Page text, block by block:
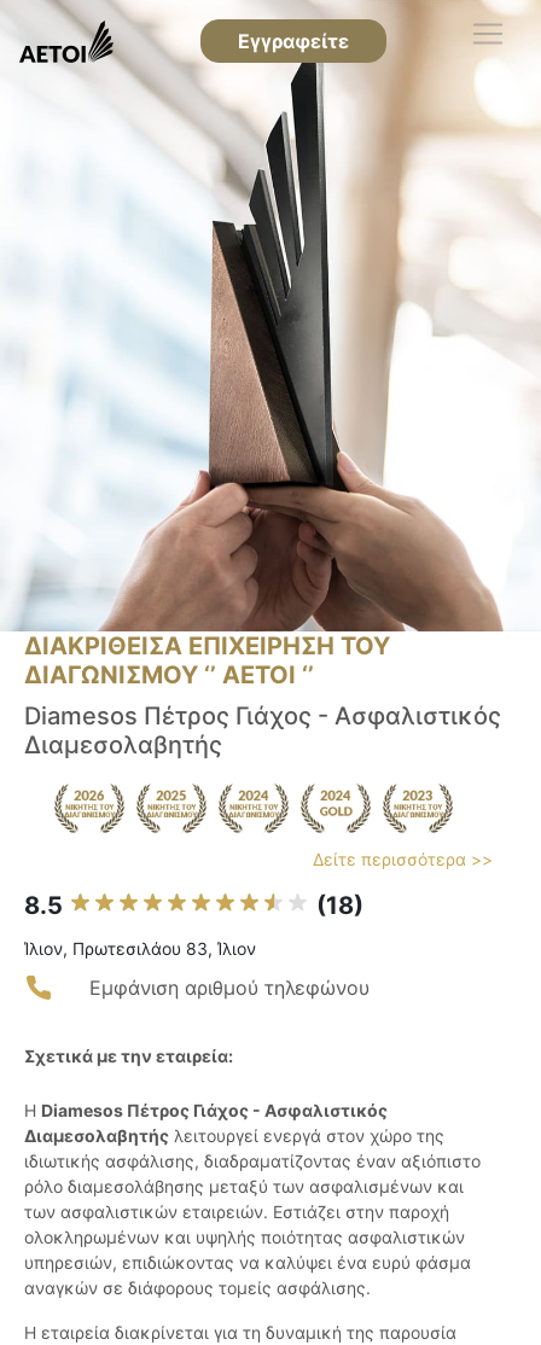
Εγγραφείτε
ΔΙΑΚΡΙΘΕΙΣΑ ΕΠΙΧΕΙΡΗΣΗ ΤΟΥ
ΔΙΑΓΩΝΙΣΜΟΥ ‘’ ΑΕΤΟΙ ‘’
Diamesos Πέτρος Γιάχος - Ασφαλιστικός
Διαμεσολαβητής
Δείτε περισσότερα >>
8.5 (18)
Ίλιον, Πρωτεσιλάου 83, Ίλιον
Εμφάνιση αριθμού τηλεφώνου
Σχετικά με την εταιρεία:
Η Diamesos Πέτρος Γιάχος - Ασφαλιστικός
Διαμεσολαβητής λειτουργεί ενεργά στον χώρο της
ιδιωτικής ασφάλισης, διαδραματίζοντας έναν αξιόπιστο
ρόλο διαμεσολάβησης μεταξύ των ασφαλισμένων και
των ασφαλιστικών εταιρειών. Εστιάζει στην παροχή
ολοκληρωμένων και υψηλής ποιότητας ασφαλιστικών
υπηρεσιών, επιδιώκοντας να καλύψει ένα ευρύ φάσμα
αναγκών σε διάφορους τομείς ασφάλισης.
Η εταιρεία διακρίνεται για τη δυναμική της παρουσία